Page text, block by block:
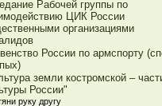
Рабочей группы по
ЦИК России
организациями
России по армспорту
земли костромской –
России"
руку другу